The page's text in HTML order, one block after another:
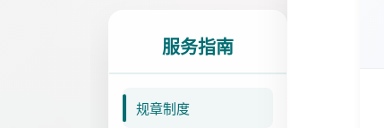
服务指南
规章制度